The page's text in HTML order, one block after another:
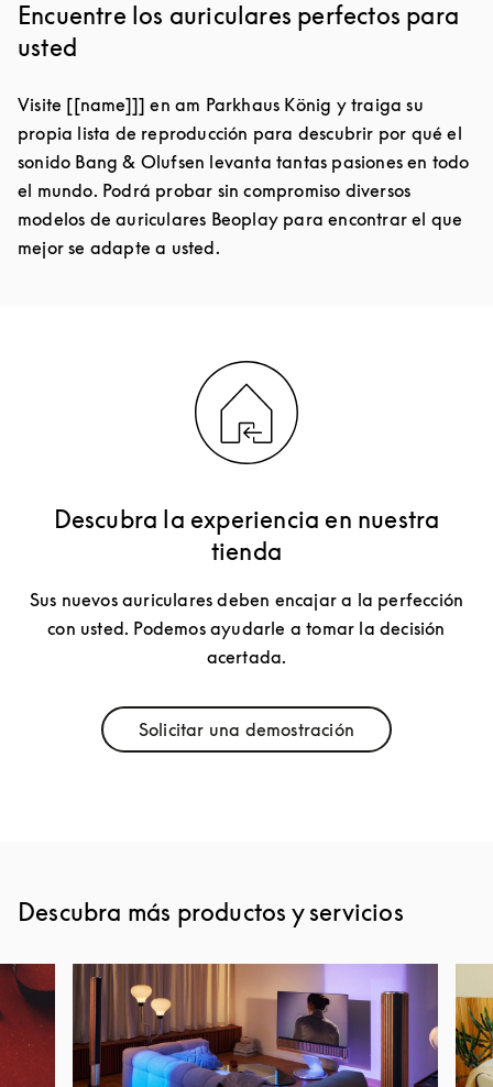
Encuentre los auriculares perfectos para
usted
Visite [[name]]] en am Parkhaus König y traiga su
propia lista de reproducción para descubrir por qué el
sonido Bang & Olufsen levanta tantas pasiones en todo
el mundo. Podrá probar sin compromiso diversos
modelos de auriculares Beoplay para encontrar el que
mejor se adapte a usted.
Descubra la experiencia en nuestra
tienda
Sus nuevos auriculares deben encajar a la perfección
con usted. Podemos ayudarle a tomar la decisión
acertada.
Solicitar una demostración
Link Opens in New Tab
Descubra más productos y servicios